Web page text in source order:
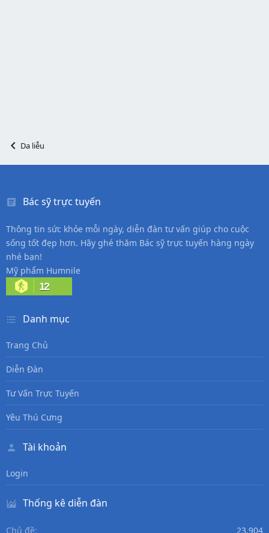
Da liễu
Bác sỹ trực tuyến
Thông tin sức khỏe mỗi ngày, diễn đàn tư vấn giúp cho cuộc
sống tốt đẹp hơn. Hãy ghé thăm Bác sỹ trực tuyến hàng ngày
nhé bạn!
Mỹ phẩm Humnile
12
Danh mục
Trang Chủ
Diễn Đàn
Tư Vấn Trực Tuyến
Yêu Thú Cưng
Tài khoản
Login
Thống kê diễn đàn
Chủ đề 23,904